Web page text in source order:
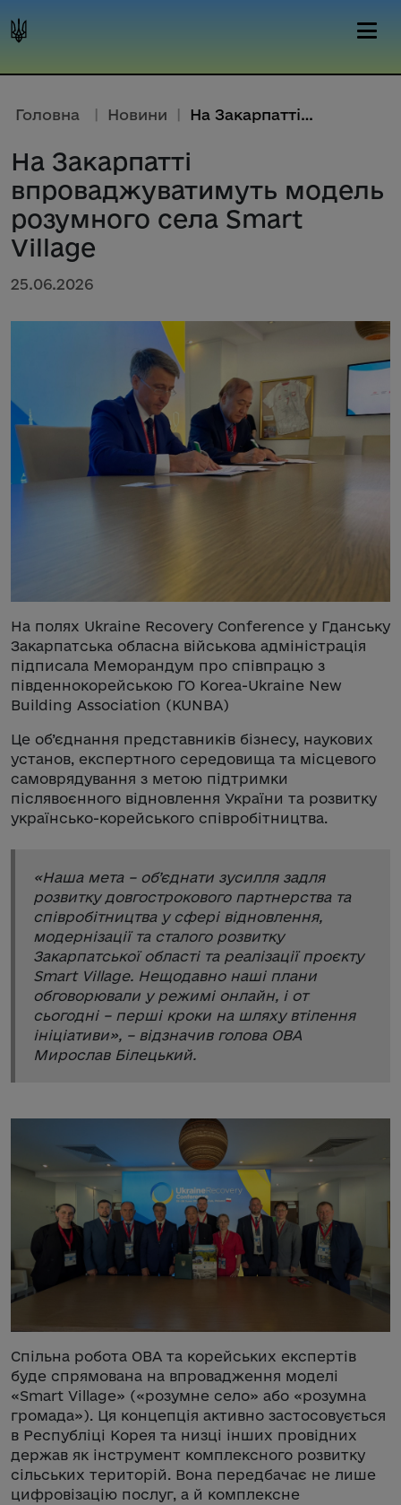
Головна | Новини | На Закарпатті впроваджуватимут...
На Закарпатті
впроваджуватимуть модель
розумного села Smart
Village
25.06.2026
На полях Ukraine Recovery Conference у Гданську
Закарпатська обласна військова адміністрація
підписала Меморандум про співпрацю з
південнокорейською ГО Korea-Ukraine New
Building Association (KUNBA)
Це об’єднання представників бізнесу, наукових
установ, експертного середовища та місцевого
самоврядування з метою підтримки
післявоєнного відновлення України та розвитку
українсько-корейського співробітництва.
«Наша мета – об’єднати зусилля задля
розвитку довгострокового партнерства та
співробітництва у сфері відновлення,
модернізації та сталого розвитку
Закарпатської області та реалізації проєкту
Smart Village. Нещодавно наші плани
обговорювали у режимі онлайн, і от
сьогодні – перші кроки на шляху втілення
ініціативи», – відзначив голова ОВА
Мирослав Білецький.
Спільна робота ОВА та корейських експертів
буде спрямована на впровадження моделі
«Smart Village» («розумне село» або «розумна
громада»). Ця концепція активно застосовується
в Республіці Корея та низці інших провідних
держав як інструмент комплексного розвитку
сільських територій. Вона передбачає не лише
цифровізацію послуг, а й комплексне